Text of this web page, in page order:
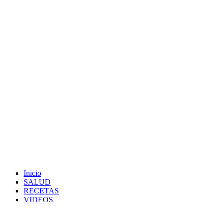
Inicio
SALUD
RECETAS
VIDEOS